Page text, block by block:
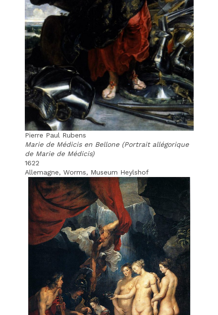
Pierre Paul Rubens
Marie de Médicis en Bellone (Portrait allégorique
de Marie de Médicis)
1622
Allemagne, Worms, Museum Heylshof